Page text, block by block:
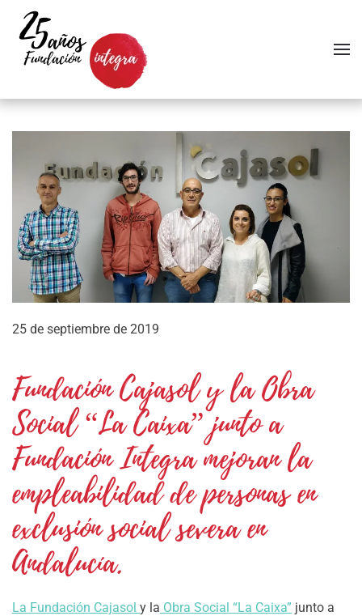
Skip to main content
25 de septiembre de 2019
Fundación Cajasol y la Obra
Social “La Caixa” junto a
Fundación Integra mejoran la
empleabilidad de personas en
exclusión social severa en
Andalucía.
La Fundación Cajasol y la Obra Social “La Caixa” junto a